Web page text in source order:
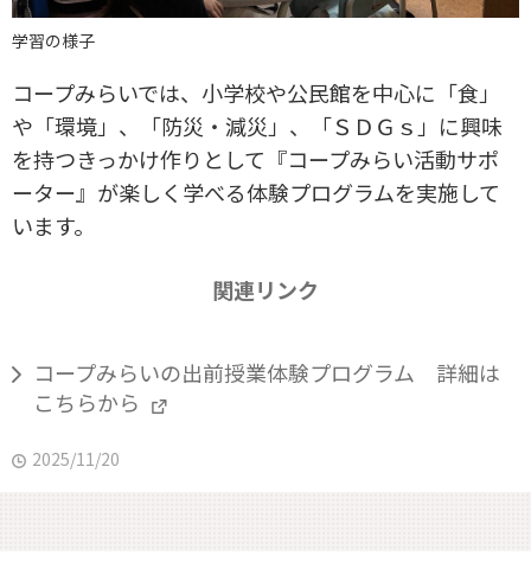
学習の様子
コープみらいでは、小学校や公民館を中心に「食」
や「環境」、「防災・減災」、「ＳＤＧｓ」に興味
を持つきっかけ作りとして『コープみらい活動サポ
ーター』が楽しく学べる体験プログラムを実施して
います。
関連リンク
コープみらいの出前授業体験プログラム 詳細は
こちらから
2025/11/20